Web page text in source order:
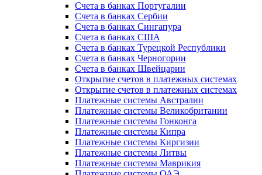
Счета в банках Португалии
Счета в банках Сербии
Счета в банках Сингапура
Счета в банках США
Счета в банках Турецкой Республики
Счета в банках Черногории
Счета в банках Швейцарии
Открытие счетов в платежных системах
Открытие счетов в платежных системах
Платежные системы Австралии
Платежные системы Великобритании
Платежные системы Гонконга
Платежные системы Кипра
Платежные системы Киргизии
Платежные системы Литвы
Платежные системы Маврикия